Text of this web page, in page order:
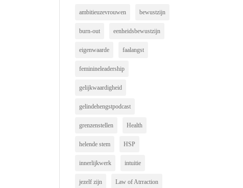
ambitieuzevrouwen bewustzijn
burn-out eenheidsbewustzijn
eigenwaarde faalangst
feminineleadership
gelijkwaardigheid
gelindehengstpodcast
grenzenstellen Health
helende stem HSP
innerlijkwerk intuitie
jezelf zijn Law of Atrraction